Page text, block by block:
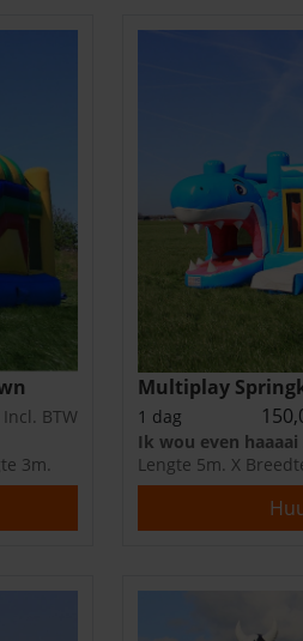
Incl. BTW
3m.
Multiplay
1 dag
Ik wou even haaaai
Lengte 5m. X